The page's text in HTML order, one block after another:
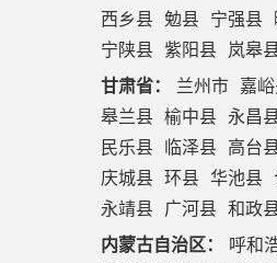
西乡县 勉县 宁强县
宁陕县 紫阳县 岚皋
甘肃省：
兰州市 嘉
皋兰县 榆中县 永昌
民乐县 临泽县 高台
庆城县 环县 华池县
永靖县 广河县 和政
内蒙古自治区：
呼和